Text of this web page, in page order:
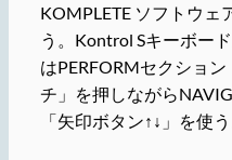
KOMPLETE ソフトウェ
う。Kontrol Sキーボー
はPERFORMセクショ
チ」を押しながら
「矢印ボタン↑↓」を使う